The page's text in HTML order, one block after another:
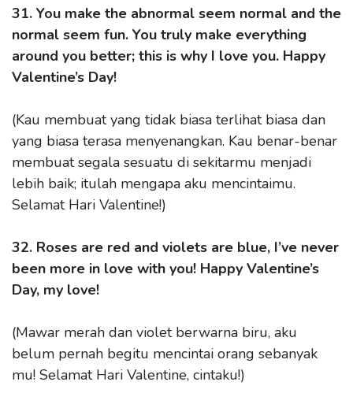
31. You make the abnormal seem normal and the
normal seem fun. You truly make everything
around you better; this is why I love you. Happy
Valentine’s Day!
(Kau membuat yang tidak biasa terlihat biasa dan
yang biasa terasa menyenangkan. Kau benar-benar
membuat segala sesuatu di sekitarmu menjadi
lebih baik; itulah mengapa aku mencintaimu.
Selamat Hari Valentine!)
32. Roses are red and violets are blue, I’ve never
been more in love with you! Happy Valentine’s
Day, my love!
(Mawar merah dan violet berwarna biru, aku
belum pernah begitu mencintai orang sebanyak
mu! Selamat Hari Valentine, cintaku!)